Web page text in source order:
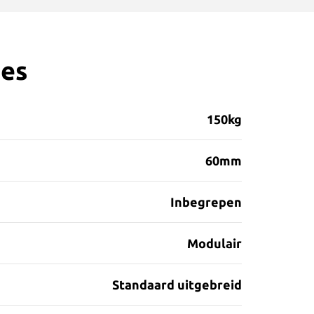
150kg
60mm
Inbegrepen
Modulair
Standaard uitgebreid